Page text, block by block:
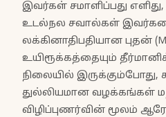
இவர்கள் சமாளிப்பது
உடல்நல சவால்கள் இவர்களை
லக்கினாதிபதியான புதன்
உயிரூக்கத்தையும்
நிலையில் இருக்கும்போது,
துல்லியமான வழக்கங்கள்
விழிப்புணர்வின் மூலம்